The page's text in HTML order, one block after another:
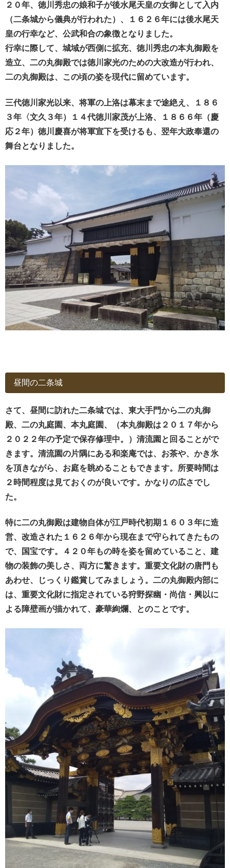
２０年、徳川秀忠の娘和子が後水尾天皇の女御として入内
（二条城から儀典が行われた）、１６２６年には後水尾天
皇の行幸など、公武和合の象徴となりました。
行幸に際して、城域が西側に拡充、徳川秀忠の本丸御殿を
造立、二の丸御殿では徳川家光のための大改造が行われ、
二の丸御殿は、この頃の姿を現代に留めています。
三代徳川家光以来、将軍の上洛は幕末まで途絶え、１８６
３年〈文久３年）１４代徳川家茂が上洛、１８６６年（慶
応２年）徳川慶喜が将軍宣下を受けるも、翌年大政奉還の
舞台となりました。
昼間の二条城
さて、昼間に訪れた二条城では、東大手門から二の丸御
殿、二の丸庭園、本丸庭園、（本丸御殿は２０１７年から
２０２２年の予定で保存修理中。）清流園と回ることがで
きます。清流園の片隅にある和楽庵では、お茶や、かき氷
を頂きながら、お庭を眺めることもできます。所要時間は
２時間程度は見ておくのが良いです。かなりの広さでし
た。
特に二の丸御殿は建物自体が江戸時代初期１６０３年に造
営、改造された１６２６年から現在まで守られてきたもの
で、国宝です。４２０年もの時を姿を留めていること、建
物の装飾の美しさ、両方に驚きます。重要文化財の唐門も
あわせ、じっくり鑑賞してみましょう。二の丸御殿内部に
は、重要文化財に指定されている狩野探幽・尚信・興以に
よる障壁画が描かれて、豪華絢爛、とのことです。